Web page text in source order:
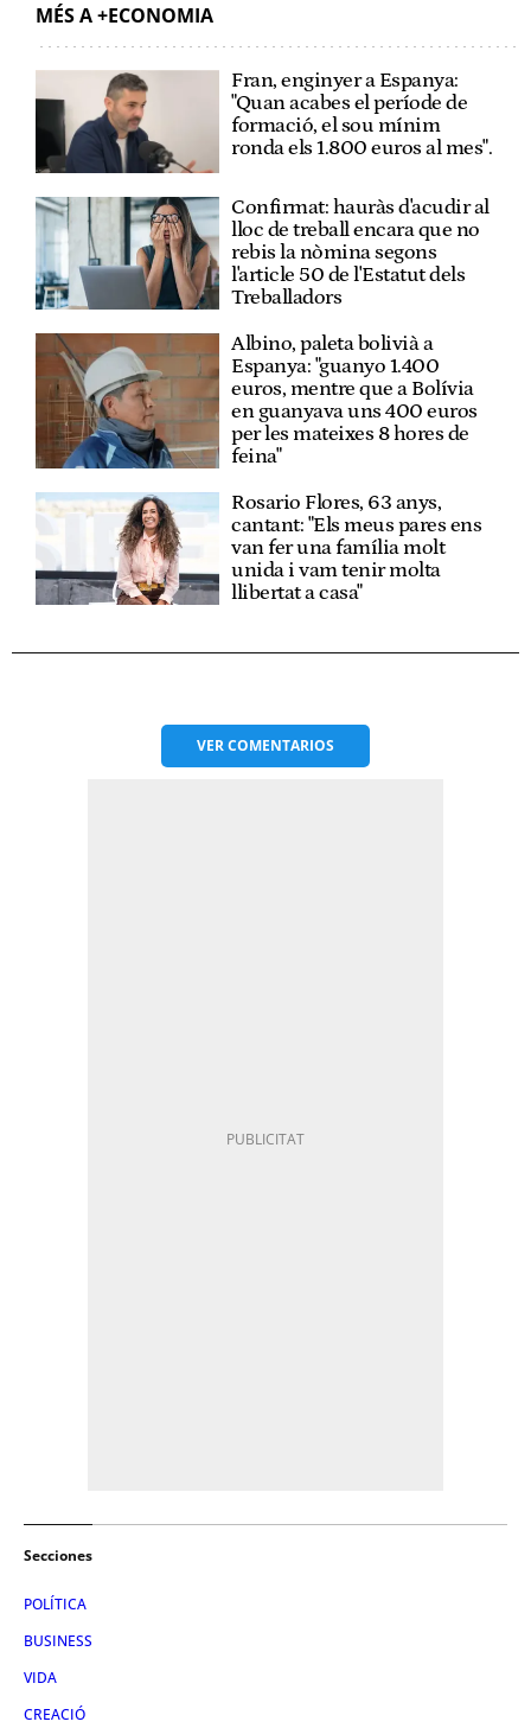
MÉS A +ECONOMIA
Fran, enginyer a Espanya:
"Quan acabes el període de
formació, el sou mínim
ronda els 1.800 euros al mes".
Confirmat: hauràs d'acudir al
lloc de treball encara que no
rebis la nòmina segons
l'article 50 de l'Estatut dels
Treballadors
Albino, paleta bolivià a
Espanya: "guanyo 1.400
euros, mentre que a Bolívia
en guanyava uns 400 euros
per les mateixes 8 hores de
feina"
Rosario Flores, 63 anys,
cantant: "Els meus pares ens
van fer una família molt
unida i vam tenir molta
llibertat a casa"
VERCOMENTARIOS
Secciones
POLÍTICA
BUSINESS
VIDA
CREACIÓ